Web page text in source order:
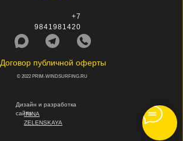
+7
9841981420
Договор публичной оферты
© 2022 PRIM-WINDSURFING.RU
Дизайн и разработка
сайтаIRINA
ZELENSKAYA